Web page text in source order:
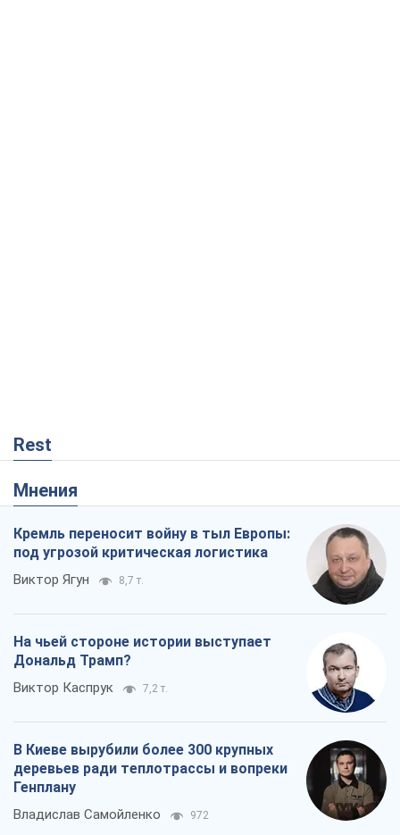
Rest
Мнения
Кремль переносит войну в тыл Европы:
под угрозой критическая логистика
Виктор Ягун 8,7 т.
На чьей стороне истории выступает
Дональд Трамп?
Виктор Каспрук 7,2 т.
В Киеве вырубили более 300 крупных
деревьев ради теплотрассы и вопреки
Генплану
Владислав Самойленко 972